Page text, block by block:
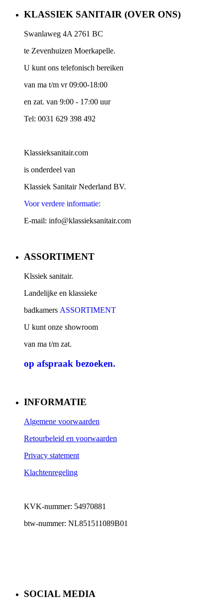
KLASSIEK SANITAIR (OVER ONS)
Swanlaweg 4A 2761 BC
te Zevenhuizen Moerkapelle.
U kunt ons telefonisch bereiken
van ma t/m vr 09:00-18:00
en zat. van 9:00 - 17:00 uur
Tel: 0031 629 398 492
Klassieksanitair.com
is onderdeel van
Klassiek Sanitair Nederland BV.
Voor verdere informatie:
E-mail: info@klassieksanitair.com
ASSORTIMENT
Klssiek sanitair.
Landelijke en klassieke
badkamers ASSORTIMENT
U kunt onze showroom
van ma t/m zat.
op afspraak bezoeken.
INFORMATIE
Algemene voorwaarden
Retourbeleid en voorwaarden
Privacy statement
Klachtenregeling
KVK-nummer: 54970881
btw-nummer: NL851511089B01
SOCIAL MEDIA